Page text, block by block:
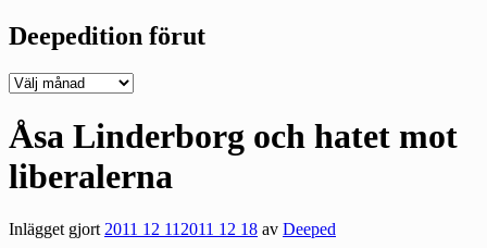
Deepedition förut
Deepedition
Åsa Linderborg och hatet mot
liberalerna
Inlägget gjort2011 12 112011 12 18 av Deeped